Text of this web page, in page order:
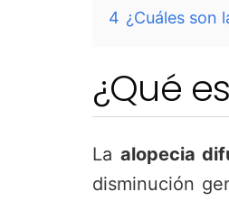
4 ¿Cuáles son
¿Qué
La alopecia
disminución